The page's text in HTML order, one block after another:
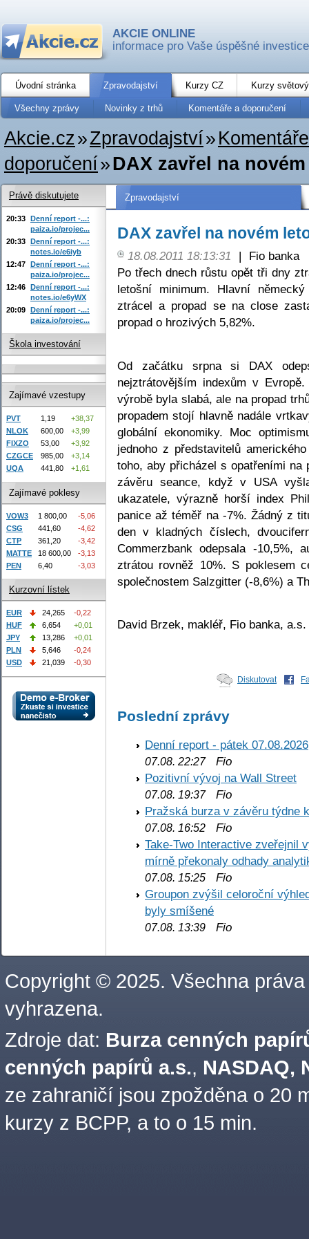
AKCIE ONLINE
informace pro Vaše úspěšné investice
Úvodní stránka Zpravodajství Kurzy CZ Kurzy
Všechny zprávy Novinky z trhů Komentáře a doporučení
Akcie.cz»Zpravodajství»
doporučení»DAX zavřel na
Zpravodajství
DAX zavřel na novém
18.08.2011 18:13:31 |
Fio banka
Po třech dnech růstu opět tři dny
letošní minimum. Hlavní
ztrácel a propad se na close
propad o hrozivých 5,82%.
Od začátku srpna si DAX
nejztrátovějším indexům v
výrobě byla slabá, ale na propad
propadem stojí hlavně nadále
globální ekonomiky. Moc
jednoho z představitelů
toho, aby přicházel s opatřeními na
závěru seance, když v USA
ukazatele, výrazně horší index
panice až téměř na -7%. Žádný z
den v kladných číslech,
Commerzbank odepsala -10,5%,
ztrátou rovněž 10%. S poklesem
společnostem Salzgitter (-8,6%) a
David Brzek, makléř, Fio banka, a.s.
Diskutovat
Poslední zprávy
Denní report - pátek 07.08.2026
07.08. 22:27Fio
Pozitivní vývoj na Wall Street
07.08. 19:37Fio
Pražská burza v závěru týdne
07.08. 16:52 Fio
Take-Two Interactive zveřejnil
mírně překonaly odhady
07.08. 15:25 Fio
Groupon zvýšil celoroční
byly smíšené
07.08. 13:39 Fio
Právě diskutujete
20:33 Denní report -...:
paiza.io/projec...
20:33 Denní report -...:
notes.io/e6iyb
12:47 Denní report -...:
paiza.io/projec...
12:46 Denní report -...:
notes.io/e6yWX
20:09 Denní report -...:
paiza.io/projec...
Škola investování
Zajímavé vzestupy
PVT 1,19
+38,37
NLOK
600,00
+3,99
FIXZO
53,00
+3,92
CZGCE
985,00
+3,14
UQA
441,80 +1,61
Zajímavé poklesy
VOW3 1 800,00
-5,06
CSG
441,60
-4,62
CTP
361,20
-3,42
MATTE
18 600,00
-3,13
PEN
6,40 -3,03
Kurzovní lístek
EUR 24,265
-0,22
HUF
6,654
+0,01
JPY
13,286
+0,01
PLN
5,646
-0,24
USD
21,039 -0,30
Copyright © 2025. Všechna práva
vyhrazena.
Zdroje dat: Burza cenných
cenných papírů a.s., NASDAQ,
ze zahraničí jsou zpožděna o 20
kurzy z BCPP, a to o 15 min.